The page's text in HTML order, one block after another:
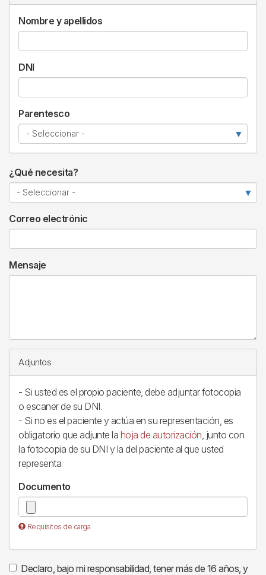
Nombre y apellidos
DNI
Parentesco
¿Qué necesita?
Correo electrónic
Mensaje
Adjuntos
- Si usted es el propio paciente, debe adjuntar fotocopia
o escaner de su DNI.
- Si no es el paciente y actúa en su representación, es
obligatorio que adjunte la hoja de autorización, junto con
la fotocopia de su DNI y la del paciente al que usted
representa.
Documento
Requisitos de carga
Declaro, bajo mi responsabilidad, tener más de 16 años, y